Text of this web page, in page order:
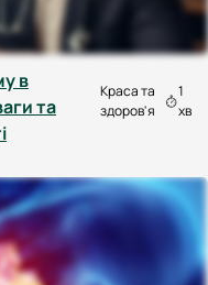
в
та
Краса та
здоров'я
1
хв